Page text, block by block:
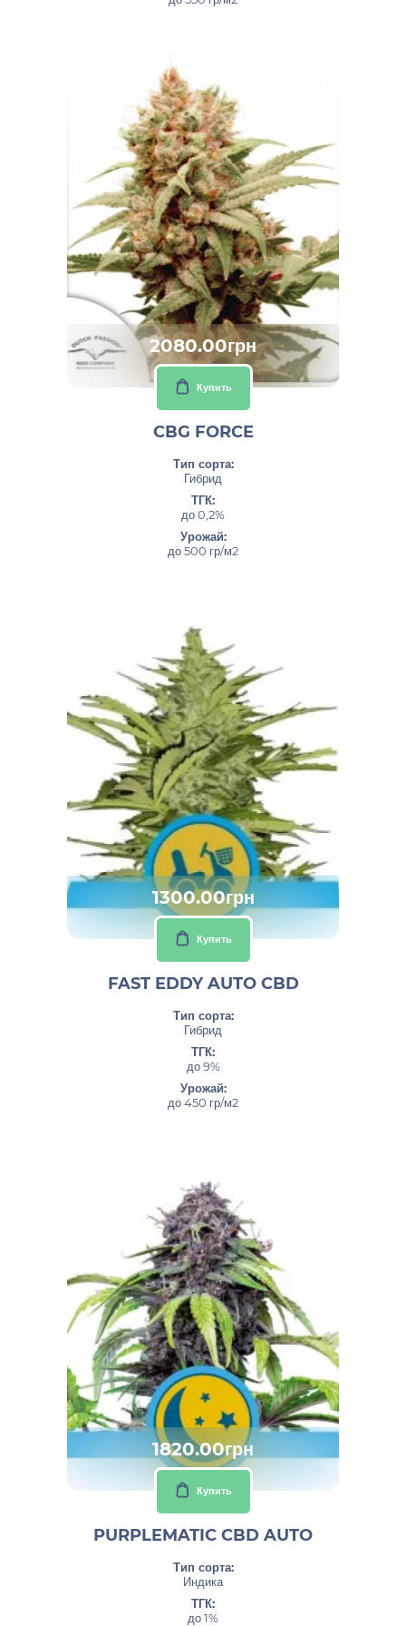
2080.00грн
Купить
CBG FORCE
Тип сорта:
Гибрид
ТГК:
до 0,2%
Урожай:
до 500 гр/м2
1300.00грн
Купить
FAST EDDY AUTO CBD
Тип сорта:
Гибрид
ТГК:
до 9%
Урожай:
до 450 гр/м2
1820.00грн
Купить
PURPLEMATIC CBD AUTO
Тип сорта:
Индика
ТГК:
до 1%